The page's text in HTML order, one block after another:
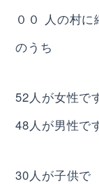
００ 人の村
のうち
52人が女性で
48人が男性で
30人が子供で